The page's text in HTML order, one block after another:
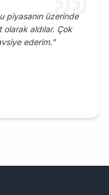
piyasanın üzerinde
aldılar. Çok
ederim."